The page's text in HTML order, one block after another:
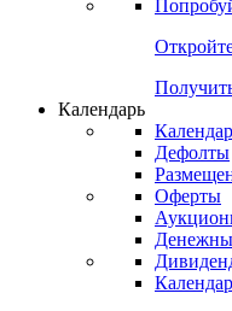
Календарь
Дефолты
Оферты